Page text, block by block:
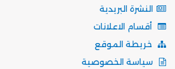
النشرة البريدية
أقسام الاعلانات
خريطة الموقع
سياسة الخصوصية